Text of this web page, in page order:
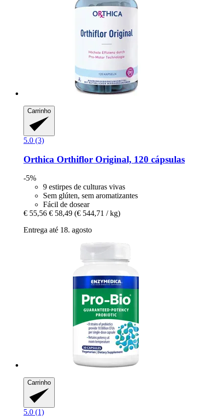
Carrinho
5.0 (3)
Orthica Orthiflor Original, 120 cápsulas
-5%
9 estirpes de culturas vivas
Sem glúten, sem aromatizantes
Fácil de dosear
€ 55,56 € 58,49 (€ 544,71 / kg)
Entrega até 18. agosto
Carrinho
5.0 (1)